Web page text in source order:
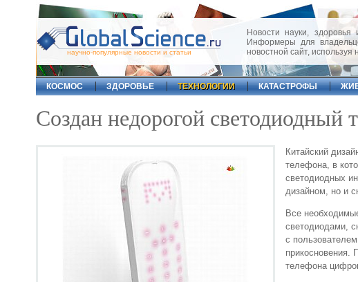
научно-популярные новости и статьи
Новости науки,
Информеры для
новостной сайт,
КОСМОС
ЗДОРОВЬЕ ТЕХНОЛОГИИ КАТАСТРОФЫ
Создан недорогой светодиодный
Китайский
телефона, в
светодиодных
дизайном, но и
Все
светодиодами,
с
прикосновения.
телефона